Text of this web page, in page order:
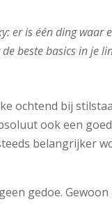
er is één ding waar
beste basics in je
ochtend bij
ook een
belangrijker
gedoe.